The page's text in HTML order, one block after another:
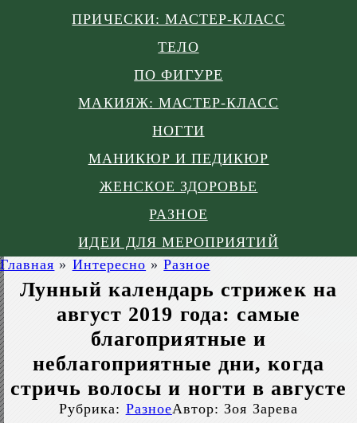
ПРИЧЕСКИ: МАСТЕР-КЛАСС
ТЕЛО
ПО ФИГУРЕ
МАКИЯЖ: МАСТЕР-КЛАСС
НОГТИ
МАНИКЮР И ПЕДИКЮР
ЖЕНСКОЕ ЗДОРОВЬЕ
РАЗНОЕ
ИДЕИ ДЛЯ МЕРОПРИЯТИЙ
Главная » Интересно » Разное
Лунный календарь стрижек на
август 2019 года: самые
благоприятные и
неблагоприятные дни, когда
стричь волосы и ногти в августе
Рубрика: РазноеАвтор: Зоя Зарева